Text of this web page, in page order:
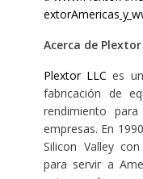
extorAmericas y
Acerca de Plextor
Plextor LLC es
fabricación de
rendimiento
empresas. En
Silicon Valley
para servir a